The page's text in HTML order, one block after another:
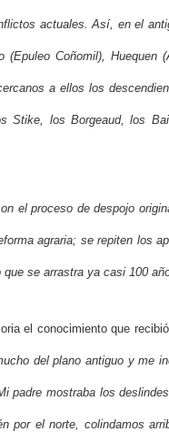
actuales. Así, en el
Coñomil), Huequen
a ellos los
Stike, los Borgeaud, los
el proceso de despojo
agraria; se repiten los
se arrastra ya casi 100
el conocimiento que
del plano antiguo y me
padre mostraba los
por el norte, colindamos